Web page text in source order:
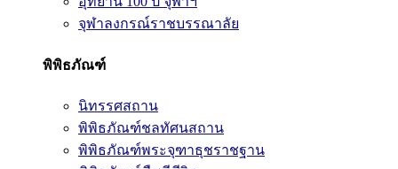
จุฬาลงกรณ์ราชบรรณาลัย
พิพิธภัณฑ์
นิทรรศสถาน
พิพิธภัณฑ์ชลทัศนสถาน
พิพิธภัณฑ์พระจุฑาธุชราชฐาน